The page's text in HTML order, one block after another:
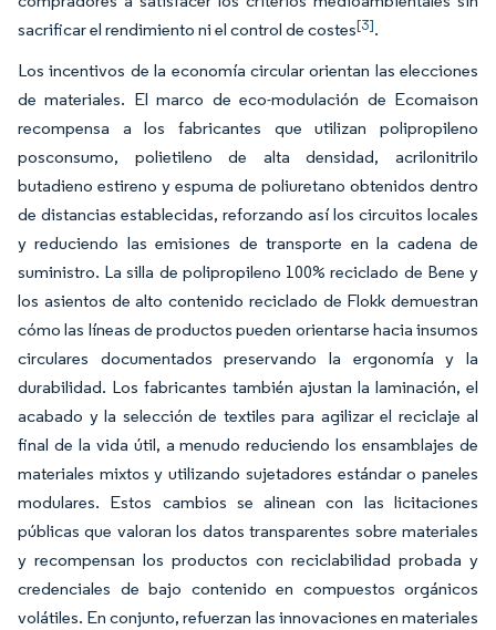
sacrificar el rendimiento ni el control de costes[3].
Los incentivos de la economía circular orientan las elecciones
de materiales. El marco de eco-modulación de Ecomaison
recompensa a los fabricantes que utilizan polipropileno
posconsumo, polietileno de alta densidad, acrilonitrilo
butadieno estireno y espuma de poliuretano obtenidos dentro
de distancias establecidas, reforzando así los circuitos locales
y reduciendo las emisiones de transporte en la cadena de
suministro. La silla de polipropileno 100% reciclado de Bene y
los asientos de alto contenido reciclado de Flokk demuestran
cómo las líneas de productos pueden orientarse hacia insumos
circulares documentados preservando la ergonomía y la
durabilidad. Los fabricantes también ajustan la laminación, el
acabado y la selección de textiles para agilizar el reciclaje al
final de la vida útil, a menudo reduciendo los ensamblajes de
materiales mixtos y utilizando sujetadores estándar o paneles
modulares. Estos cambios se alinean con las licitaciones
públicas que valoran los datos transparentes sobre materiales
y recompensan los productos con reciclabilidad probada y
credenciales de bajo contenido en compuestos orgánicos
volátiles. En conjunto, refuerzan las innovaciones en materiales